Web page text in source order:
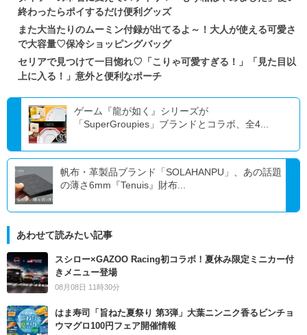
終わったらポイするだけ便利グッズ
また大当たりのムーミン付録が出てるよ～！大人が使える可愛さ
で大容量♡保冷ショッピングバッグ
セリアで見つけて一目惚れ♡「こりゃ可愛すぎる！」「見た目以
上に入る！」意外と便利なポーチ
ゲーム『龍が如く』シリーズが
「SuperGroupies」ブランドとコラボ、全4...
帆布・革製品ブランド「SOLAHANPU」、あの話題
の薄さ6mm『Tenuis』財布...
あわせて読みたい記事
スシロー×GAZOO Racing初コラボ！夏休み限定ミニカー付
きメニュー登場
08月08日 11時30分
はま寿司「旨ねた夏祭り 第3弾」大葉ニンニク香るビンチョ
ウマグロ100円フェア開催情報